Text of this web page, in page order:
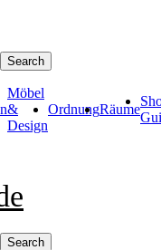
Search
Möbel
&
Design
OrdnungRäume
Search